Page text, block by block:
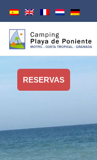
RESERVAS